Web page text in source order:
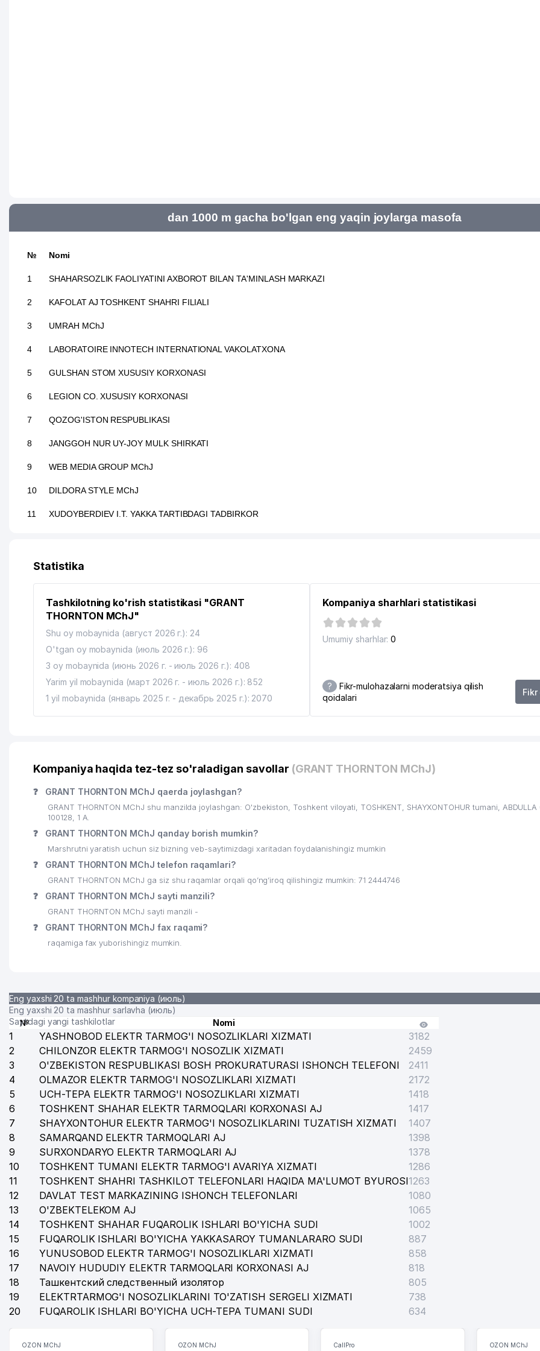
dan 1000 m gacha bo'lgan eng yaqin joylarga masofa
№ Nomi
1 SHAHARSOZLIK FAOLIYATINI AXBOROT BILAN TA'MINLASH MARKAZI
2 KAFOLAT AJ TOSHKENT SHAHRI FILIALI
3 UMRAH MChJ
4 LABORATOIRE INNOTECH INTERNATIONAL VAKOLATXONA
5 GULSHAN STOM XUSUSIY KORXONASI
6 LEGION CO. XUSUSIY KORXONASI
7 QOZOG'ISTON RESPUBLIKASI
8 JANGGOH NUR UY-JOY MULK SHIRKATI
9 WEB MEDIA GROUP MChJ
10 DILDORA STYLE MChJ
11 XUDOYBERDIEV I.T. YAKKA TARTIBDAGI TADBIRKOR
13 O'ZBEKISTON RESPUBLIKASI SOLIQ DAVLAT KO'MITASI
14 AVTOKOMPLEKT GROUP MChJ
MUMINOV J.A YAKKA TARTIBDAGI TADBIRKOR
ALVA-DENT XUSUSIY FIRMASI
ABROR PRINT OILAVIY KORXONASI
DAVLAT YOSH TOMOSHABINLAR TEATRI
AKTIVE IMKON TRADE XUSUSIY KORXONASI
22 LOGIX DISTRIBUTION TECHNOLOGIES MChJ
23 URAMA KULCHA MChJ
ALKORAT VA TAMAKI BOZORINI TARTIB BERISH VA VNOCHILIKNI RIVOJLANISH AGENTLIGI
26 SHAYXONTOHUR TUMANI XALQ TA'LIMI BO'LIMI
AR DENTA XUSUSIY FIRMASI
32 O‘ZBEKISTON XALQQARO ISLOM AKADEMIYASI AKADEMIK LITSEYI
BURGAZSTROYSERVIS MChJ
SHIRIN SHAXLO XUSUSIY KORXONASI
GROTEKS QK MChJ
O'ZBEKTELEKOM AJ
IBRAT COMPANY MChJ
GIDROMAXSUSQURILISH AJ
KEYF MChJ
UZINFOCOM KOMYUTER VA AXBOROT TEXNOLOGIYALARINI RIVOJLANTIRISH VA JORIY ETISH MARKAZI DUK
MAGIC PRINT ASIA MChJ
MIKROBIOLIGIYA ILMIY TADQIQOT INSTITUTI
ELEGANT TUR LYUKS MChJ
UZINFOCOM DUK
Statistika
Tashkilotning ko'rish statistikasi "GRANT
THORNTON MChJ"
Shu oy mobaynida (август 2026 г.): 24
O'tgan oy mobaynida (июль 2026 г.): 96
3 oy mobaynida (июнь 2026 г. - июль 2026 г.): 408
Yarim yil mobaynida (март 2026 г. - июль 2026 г.): 852
1 yil mobaynida (январь 2025 г. - декабрь 2025 г.): 2070
Kompaniya sharhlari statistikasi
Umumiy sharhlar: 0
?
Fikr-mulohazalarni moderatsiya qilish
qoidalari
Kompaniya haqida tez-tez so'raladigan savollar (GRANT THORNTON MChJ)
❓ GRANT THORNTON MChJ qaerda joylashgan?
GRANT THORNTON MChJ shu manzilda joylashgan: O'zbekiston, Toshkent viloyati, TOSHKENT, SHAYXONTOHUR tumani, ABDULLA
100128, 1 А.
❓ GRANT THORNTON MChJ qanday borish mumkin?
Marshrutni yaratish uchun siz bizning veb-saytimizdagi xaritadan foydalanishingiz mumkin
❓ GRANT THORNTON MChJ telefon raqamlari?
GRANT THORNTON MChJ ga siz shu raqamlar orqali qo’ng’iroq qilishingiz mumkin: 71 2444746
❓ GRANT THORNTON MChJ sayti manzili?
GRANT THORNTON MChJ sayti manzili -
❓ GRANT THORNTON MChJ fax raqami?
raqamiga fax yuborishingiz mumkin.
Eng yaxshi 20 ta mashhur kompaniya (июль)
Eng yaxshi 20 ta mashhur sarlavha (июль)
Saytdagi yangi tashkilotlar
№ Nomi
1 YASHNOBOD ELEKTR TARMOG'I NOSOZLIKLARI XIZMATI
3182
2
CHILONZOR ELEKTR TARMOG'I NOSOZLIK XIZMATI
2459
3
O'ZBEKISTON RESPUBLIKASI BOSH PROKURATURASI ISHONCH TELEFONI
2411
4
OLMAZOR ELEKTR TARMOG'I NOSOZLIKLARI XIZMATI
2172
5
UCH-TEPA ELEKTR TARMOG'I NOSOZLIKLARI XIZMATI
1418
6
TOSHKENT SHAHAR ELEKTR TARMOQLARI KORXONASI AJ
1417
7
SHAYXONTOHUR ELEKTR TARMOG'I NOSOZLIKLARINI TUZATISH XIZMATI
1407
8
SAMARQAND ELEKTR TARMOQLARI AJ
1398
9
SURXONDARYO ELEKTR TARMOQLARI AJ
1378
10
TOSHKENT TUMANI ELEKTR TARMOG'I AVARIYA XIZMATI
1286
11
TOSHKENT SHAHRI TASHKILOT TELEFONLARI HAQIDA MA'LUMOT BYUROSI1263
12
DAVLAT TEST MARKAZINING ISHONCH TELEFONLARI
1080
13
O'ZBEKTELEKOM AJ
1065
14
TOSHKENT SHAHAR FUQAROLIK ISHLARI BO'YICHA SUDI
1002
15
FUQAROLIK ISHLARI BO'YICHA YAKKASAROY TUMANLARARO SUDI
887
16
YUNUSOBOD ELEKTR TARMOG'I NOSOZLIKLARI XIZMATI
858
17
NAVOIY HUDUDIY ELEKTR TARMOQLARI KORXONASI AJ
818
18
Ташкентский следственный изолятор
805
19
ELEKTRTARMOG'I NOSOZLIKLARINI TO'ZATISH SERGELI XIZMATI
738
20
FUQAROLIK ISHLARI BO'YICHA UCH-TEPA TUMANI SUDI 634
OZON MChJ OZON MChJ CallPro OZON MChJ